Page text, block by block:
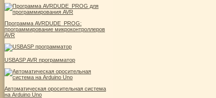
Программа AVRDUDE_PROG:
программирование микроконтроллеров
AVR
USBASP AVR программатор
Автоматическая оросительная система
на Arduino Uno